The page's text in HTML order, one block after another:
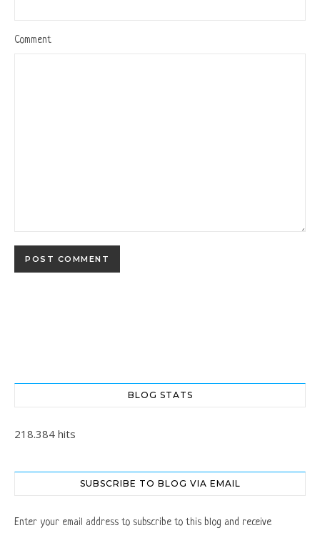
Comment
BLOG STATS
218.384 hits
SUBSCRIBE TO BLOG VIA EMAIL
Enter your email address to subscribe to this blog and receive